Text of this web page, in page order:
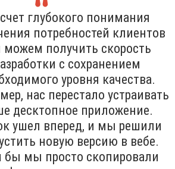
глубокого понимания
потребностей клиентов
получить скорость
с сохранением
уровня качества.
нас перестало устраивать
десктопное приложение.
ушел вперед, и мы решили
новую версию в вебе.
бы мы просто скопировали